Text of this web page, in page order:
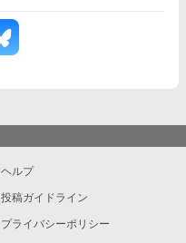
ヘルプ
投稿ガイドライン
プライバシーポリシー